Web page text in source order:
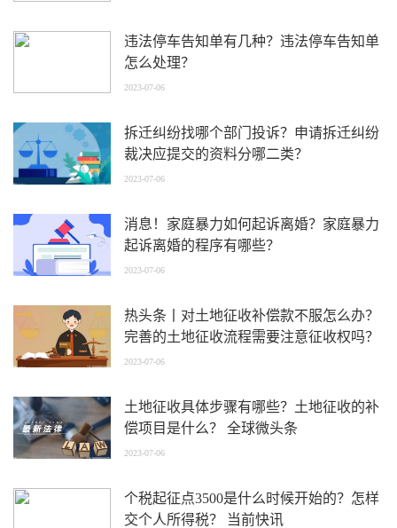
违法停车告知单有几种？违法停车告知单
怎么处理？
2023-07-06
拆迁纠纷找哪个部门投诉？申请拆迁纠纷
裁决应提交的资料分哪二类？
2023-07-06
消息！家庭暴力如何起诉离婚？家庭暴力
起诉离婚的程序有哪些？
2023-07-06
热头条丨对土地征收补偿款不服怎么办？
完善的土地征收流程需要注意征收权吗？
2023-07-06
土地征收具体步骤有哪些？土地征收的补
偿项目是什么？ 全球微头条
2023-07-06
个税起征点3500是什么时候开始的？怎样
交个人所得税？ 当前快讯